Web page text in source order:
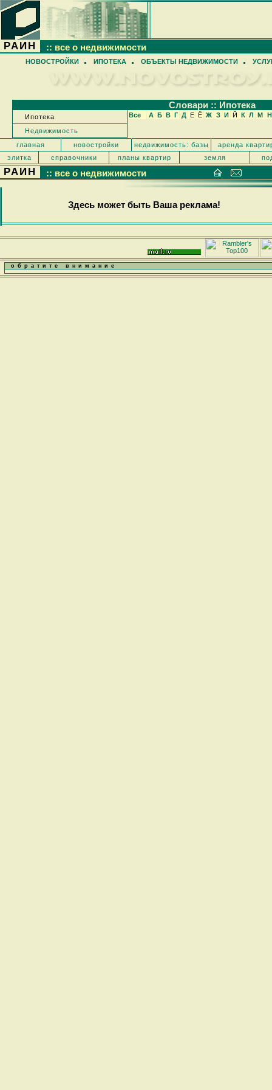
РАИН :: все о недвижимости
НОВОСТРОЙКИ ИПОТЕКА ОБЪЕКТЫ НЕДВИЖИМОСТИ
Cловари :: Ипотека
Ипотека
Недвижимость
Все А Б В Г Д Е Ё Ж З И Й К Л М Н
главная новостройки недвижимость: базы
аренда
элитка
справочники планы квартир земля
РАИН :: все о недвижимости
Здесь может быть Ваша реклама!
обратите внимание